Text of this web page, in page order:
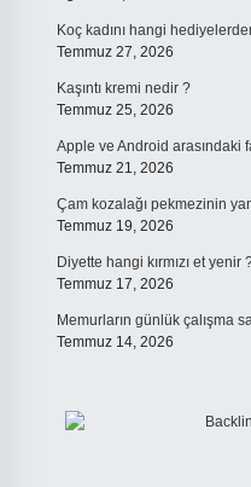
Koç kadını hangi
Temmuz 27, 2026
Kaşıntı kremi nedir ?
Temmuz 25, 2026
Apple ve Android arasındaki
Temmuz 21, 2026
Çam kozalağı pekmezinin
Temmuz 19, 2026
Diyette hangi kırmızı et yenir
Temmuz 17, 2026
Memurların günlük çalışma
Temmuz 14, 2026